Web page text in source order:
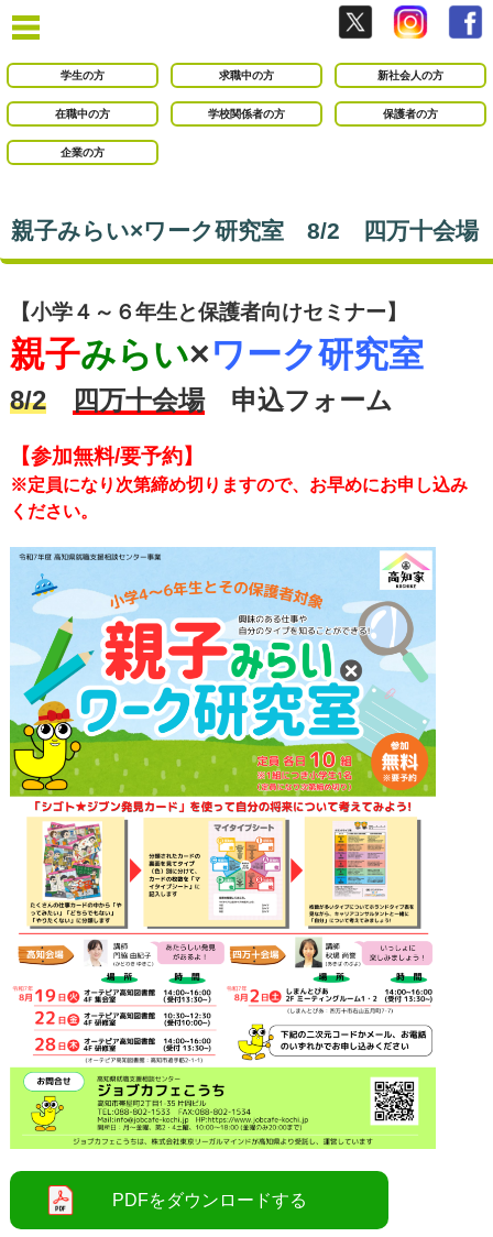
学生の方 求職中の方 新社会人の方
在職中の方 学校関係者の方 保護者の方
企業の方
親子みらい×ワーク研究室 8/2 四万十会場
【小学４～６年生と保護者向けセミナー】
親子みらい×ワーク研究室
8/2 四万十会場申込フォーム
【参加無料/要予約】
※定員になり次第締め切りますので、お早めにお申し込み
ください。